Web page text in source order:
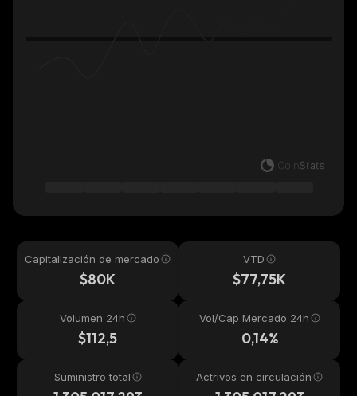
Capitalización de mercado
$80K
VTD
$77,75K
Volumen 24h
$112,5
Vol/Cap Mercado 24h
0,14%
Suministro total Actrivos en circulación